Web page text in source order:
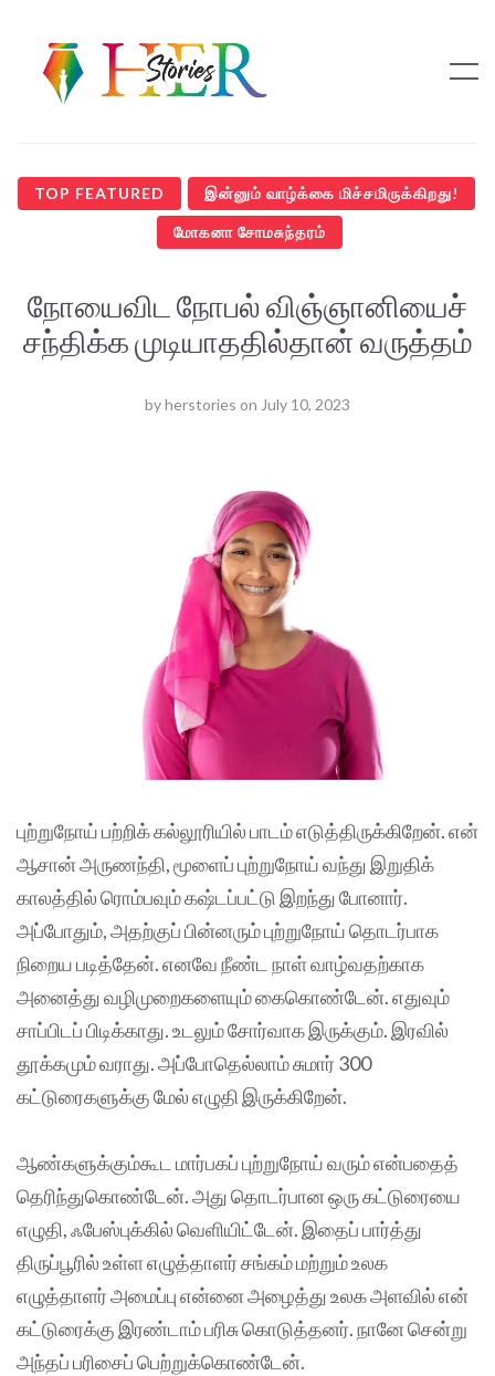
TOP FEATURED இன்னும் வாழ்க்கை மிச்சமிருக்கிறது!
மோகனா சோமசுந்தரம்
நோயைவிட நோபல் விஞ்ஞானியைச்
சந்திக்க முடியாததில்தான் வருத்தம்
byherstories on July 10, 2023
புற்றுநோய் பற்றிக் கல்லூரியில் பாடம் எடுத்திருக்கிறேன். என்
ஆசான் அருணந்தி, மூளைப் புற்றுநோய் வந்து இறுதிக்
காலத்தில் ரொம்பவும் கஷ்டப்பட்டு இறந்து போனார்.
அப்போதும், அதற்குப் பின்னரும் புற்றுநோய் தொடர்பாக
நிறைய படித்தேன். எனவே நீண்ட நாள் வாழ்வதற்காக
அனைத்து வழிமுறைகளையும் கைகொண்டேன். எதுவும்
சாப்பிடப் பிடிக்காது. உடலும் சோர்வாக இருக்கும். இரவில்
தூக்கமும் வராது. அப்போதெல்லாம் சுமார் 300
கட்டுரைகளுக்கு மேல் எழுதி இருக்கிறேன்.
ஆண்களுக்கும்கூட மார்பகப் புற்றுநோய் வரும் என்பதைத்
தெரிந்துகொண்டேன். அது தொடர்பான ஒரு கட்டுரையை
எழுதி, ஃபேஸ்புக்கில் வெளியிட்டேன். இதைப் பார்த்து
திருப்பூரில் உள்ள எழுத்தாளர் சங்கம் மற்றும் உலக
எழுத்தாளர் அமைப்பு என்னை அழைத்து உலக அளவில் என்
கட்டுரைக்கு இரண்டாம் பரிசு கொடுத்தனர். நானே சென்று
அந்தப் பரிசைப் பெற்றுக்கொண்டேன்.